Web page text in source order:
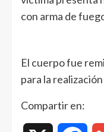
con arma de
El cuerpo fue
para la
Compartir en: